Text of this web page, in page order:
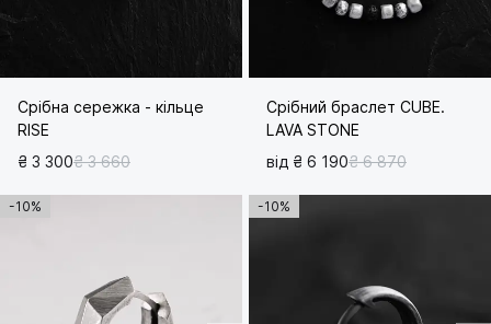
Срібна сережка - кільце
RISE
₴ 3 300₴ 3 660
Срібний браслет CUBE.
LAVA STONE
від ₴ 6 190₴ 6 870
-10% -10%